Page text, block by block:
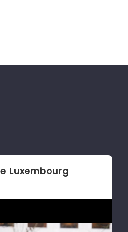
Luxembourg